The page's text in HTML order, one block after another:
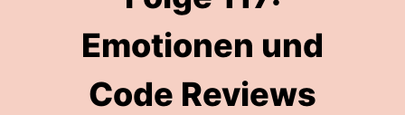
Emotionen und
Code Reviews